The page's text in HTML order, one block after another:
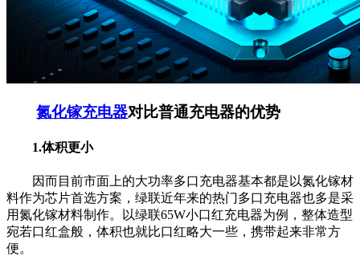
氮化镓充电器对比普通充电器的优势
1.体积更小
因而目前市面上的大功率多口充电器基本都是以氮化镓材
料作为芯片首选方案，绿联近年来的热门多口充电器也多是采
用氮化镓材料制作。以绿联65W小口红充电器为例，整体造型
宛若口红盒般，体积也就比口红略大一些，携带起来非常方
便。